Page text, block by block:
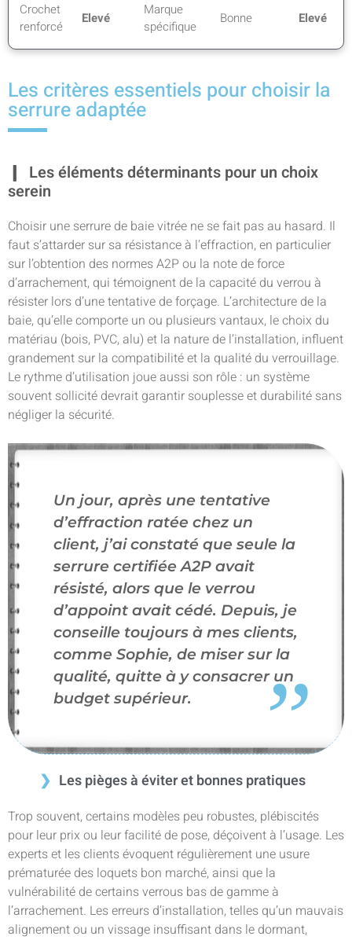
Crochet
renforcé
Elevé
Marque
spécifique
Bonne Elevé
Les critères essentiels pour choisir la
serrure adaptée
Les éléments déterminants pour un choix
serein
Choisir une serrure de baie vitrée ne se fait pas au hasard. Il
faut s’attarder sur sa résistance à l’effraction, en particulier
sur l’obtention des normes A2P ou la note de force
d’arrachement, qui témoignent de la capacité du verrou à
résister lors d’une tentative de forçage. L’architecture de la
baie, qu’elle comporte un ou plusieurs vantaux, le choix du
matériau (bois, PVC, alu) et la nature de l’installation, influent
grandement sur la compatibilité et la qualité du verrouillage.
Le rythme d’utilisation joue aussi son rôle : un système
souvent sollicité devrait garantir souplesse et durabilité sans
négliger la sécurité.
Un jour, après une tentative
d’effraction ratée chez un
client, j’ai constaté que seule la
serrure certifiée A2P avait
résisté, alors que le verrou
d’appoint avait cédé. Depuis, je
conseille toujours à mes clients,
comme Sophie, de miser sur la
qualité, quitte à y consacrer un
budget supérieur.
Les pièges à éviter et bonnes pratiques
Trop souvent, certains modèles peu robustes, plébiscités
pour leur prix ou leur facilité de pose, déçoivent à l’usage. Les
experts et les clients évoquent régulièrement une usure
prématurée des loquets bon marché, ainsi que la
vulnérabilité de certains verrous bas de gamme à
l’arrachement. Les erreurs d’installation, telles qu’un mauvais
alignement ou un vissage insuffisant dans le dormant,